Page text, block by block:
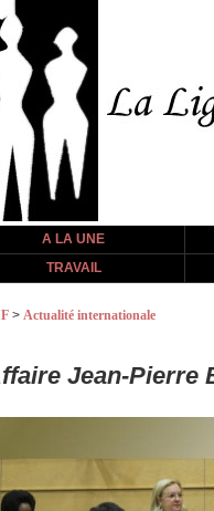
A LA UNE
TRAVAIL
> Actualité internationale
Jean-Pierre